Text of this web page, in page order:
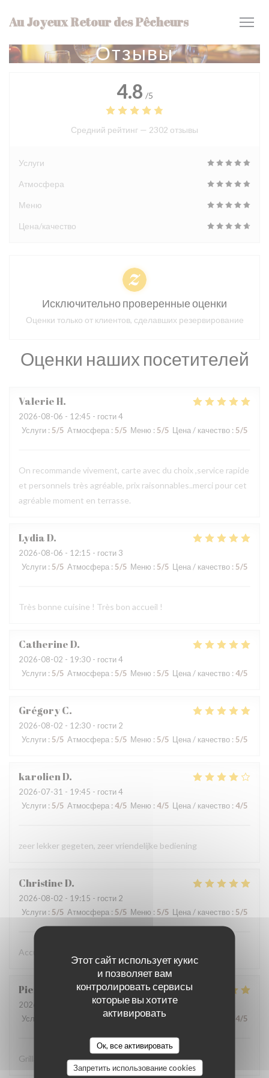
Этот сайт использует кукис
и позволяет вам
контролировать сервисы
которые вы хотите
активировать
Ок, все активировать
Запретить использование cookies
Au Joyeux Retour des Pêcheurs
Отзывы
Оценки наших посетителей
ValerieH
2026-08-06 - 12:45 - гости 4
Услуги : 5/5 Атмосфера : 5/5 Меню : 5/5 Цена / качество : 5/5
On recommande vivement, carte avec du choix ,service rapide
et personnels très agréable, prix raisonnables..merci pour cet
agréable moment en terrasse.
LydiaD
2026-08-06 - 12:15 - гости 3
Услуги : 5/5 Атмосфера : 5/5 Меню : 5/5 Цена / качество : 5/5
Très bonne cuisine ! Très bon accueil !
CatherineD
2026-08-02 - 19:30 - гости 4
Услуги : 5/5 Атмосфера : 5/5 Меню : 5/5 Цена / качество : 4/5
GrégoryC
2026-08-02 - 12:30 - гости 2
Услуги : 5/5 Атмосфера : 5/5 Меню : 5/5 Цена / качество : 5/5
karolienD
2026-07-31 - 19:45 - гости 4
Услуги :5/5 Атмосфера :4/5 Меню :4/5 Цена / качество : 4/5
zeer lekker gegeten, zeer vriendelijke bediening
ChristineD
2026-08-02 - 19:15 - гости 2
Услуги : 5/5 Атмосфера : 5/5 Меню : 5/5 Цена / качество : 5/5
Accueil chaleureux , professionnel
Pierre
2026-07-31
- 19:30 - гости 8
Услуги
Атмосфера:5/5 Меню: 5 /5 4/5
Grillades à recommander
4.8 /5
Средний рейтинг — 2302 отзывы
Услуги
Атмосфера
Меню
Цена/качество
Исключительно проверенные оценки
Оценки только от клиентов, сделавших резервирование